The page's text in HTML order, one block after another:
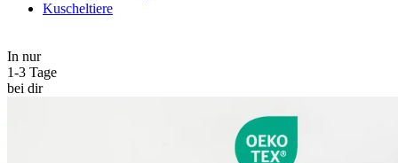
Kuscheltiere
In nur
1-3 Tage
bei dir